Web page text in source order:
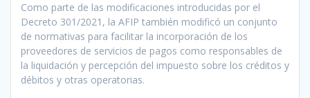
Como parte de las modificaciones introducidas por el
Decreto 301/2021, la AFIP también modificó un conjunto
de normativas para facilitar la incorporación de los
proveedores de servicios de pagos como responsables de
la liquidación y percepción del impuesto sobre los créditos y
débitos y otras operatorias.